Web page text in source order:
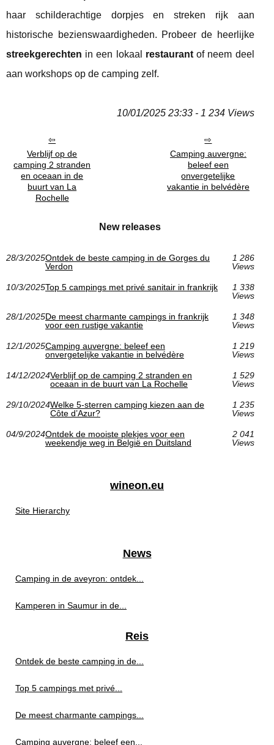
haar schilderachtige dorpjes en streken rijk aan
historische bezienswaardigheden. Probeer de heerlijke
streekgerechten in een lokaal restaurantof neem deel
aan workshops op de camping zelf.
10/01/2025 23:33 - 1 234 Views
Verblijf op de
camping 2 stranden
en oceaan in de
buurt van La
Rochelle
Camping auvergne:
beleef een
onvergetelijke
vakantie in belvédère
New releases
28/3/2025Ontdek de beste camping in de Gorges du
Verdon
1 286
Views
10/3/2025Top 5 campings met privé sanitair in frankrijk
1 338
Views
28/1/2025De meest charmante campings in frankrijk
voor een rustige vakantie
1 348
Views
12/1/2025Camping auvergne: beleef een
onvergetelijke vakantie in belvédère
1 219
Views
14/12/2024Verblijf op de camping 2 stranden en
oceaan in de buurt van La Rochelle
1 529
Views
29/10/2024Welke 5-sterren camping kiezen aan de
Côte d’Azur?
1 235
Views
04/9/2024Ontdek de mooiste plekjes voor een
weekendje weg in België en Duitsland
2 041
Views
wineon.eu
Site Hierarchy
News
Camping in de aveyron: ontdek...
Kamperen in Saumur in de...
Reis
Ontdek de beste camping in de...
Top 5 campings met privé...
De meest charmante campings...
Camping auvergne: beleef een...